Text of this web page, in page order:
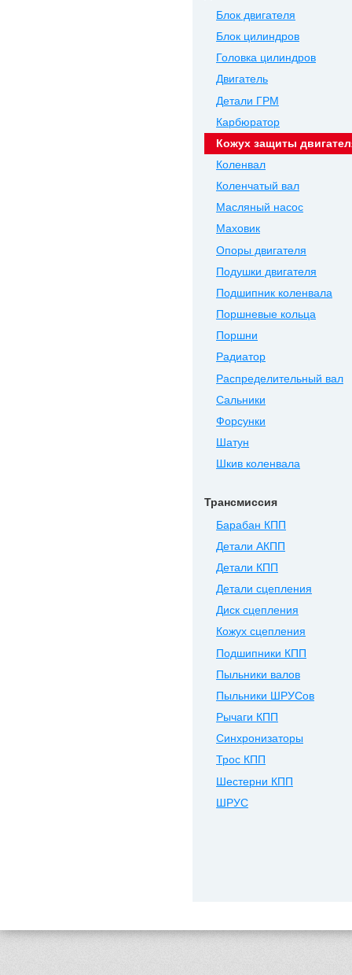
Блок двигателя
Блок цилиндров
Головка цилиндров
Двигатель
Детали ГРМ
Карбюратор
Кожух защиты
Коленвал
Коленчатый вал
Масляный насос
Маховик
Опоры двигателя
Подушки двигателя
Подшипник коленвала
Поршневые кольца
Поршни
Радиатор
Распределительный вал
Сальники
Форсунки
Шатун
Шкив коленвала
Трансмиссия
Барабан КПП
Детали АКПП
Детали КПП
Детали сцепления
Диск сцепления
Кожух сцепления
Подшипники КПП
Пыльники валов
Пыльники ШРУСов
Рычаги КПП
Синхронизаторы
Трос КПП
Шестерни КПП
ШРУС